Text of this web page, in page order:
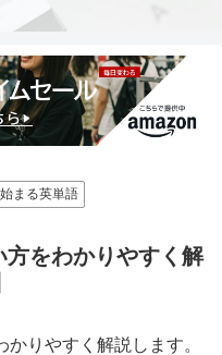
まる英単語
方をわかりやすく解
かりやすく解説します。